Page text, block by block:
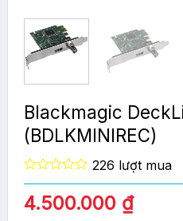
Blackmagic
(BDLKMINIREC)
0
out
of
226 lượt mua
4.500.000 ₫